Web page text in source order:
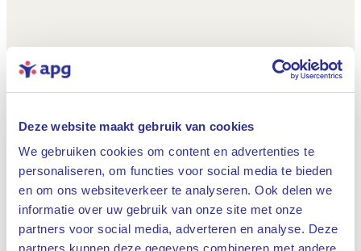
Deze website maakt gebruik van cookies
We gebruiken cookies om content en advertenties te
personaliseren, om functies voor social media te bieden
en om ons websiteverkeer te analyseren. Ook delen we
informatie over uw gebruik van onze site met onze
partners voor social media, adverteren en analyse. Deze
partners kunnen deze gegevens combineren met andere